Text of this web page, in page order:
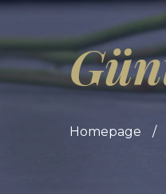
Homepage